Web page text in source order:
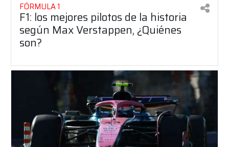
FÓRMULA 1
F1: los mejores pilotos de la historia
según Max Verstappen, ¿Quiénes
son?